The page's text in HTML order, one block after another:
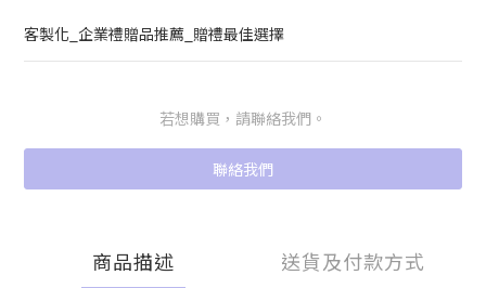
客製化_企業禮贈品推薦_贈禮最佳選擇
若想購買，請聯絡我們。
聯絡我們
商品描述 送貨及付款方式